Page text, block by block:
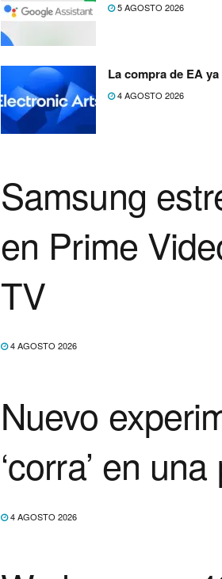
5 AGOSTO 2026
La compra de EA
4 AGOSTO 2026
Samsung
en Prime
TV
4 AGOSTO 2026
Nuevo
‘corra’ en
4 AGOSTO 2026